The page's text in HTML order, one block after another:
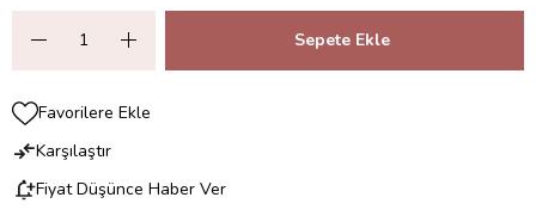
Favorilere Ekle
Karşılaştır
Fiyat Düşünce Haber Ver